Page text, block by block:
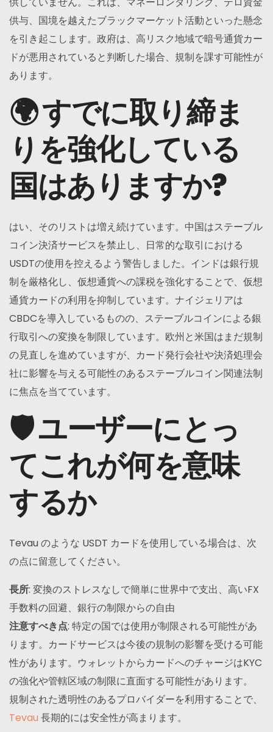
供与、国境を越えたブラックマーケット活動といった懸念
を引き起こします。政府は、高リスク地域で暗号通貨カー
ドが悪用されていると判断した場合、規制を課す可能性が
あります。
🌍 すでに取り締ま
りを強化している
国はありますか?
はい、そのリストは増え続けています。中国はステーブル
コイン決済サービスを禁止し、日常的な取引における
USDTの使用を控えるよう警告しました。インドは銀行規
制を厳格化し、仮想通貨への課税を強化することで、仮想
通貨カードの利用を抑制しています。ナイジェリアは
CBDCを導入しているものの、ステーブルコインによる銀
行取引への変換を制限しています。欧州と米国はまだ規制
の見直しを進めていますが、カード発行会社や決済処理会
社に影響を与える可能性のあるステーブルコイン関連法制
に焦点を当てています。
🛡️ ユーザーにとっ
てこれが何を意味
するか
Tevau のような USDT カードを使用している場合は、次
の点に留意してください。
長所: 変換のストレスなしで簡単に世界中で支出、高いFX
手数料の回避、銀行の制限からの自由
注意すべき点: 特定の国では使用が制限される可能性があ
ります。カードサービスは今後の規制の影響を受ける可能
性があります。ウォレットからカードへのチャージはKYC
の強化や管轄区域の制限に直面する可能性があります。
規制された透明性のあるプロバイダーを利用することで、
Tevau 長期的には安全性が高まります。